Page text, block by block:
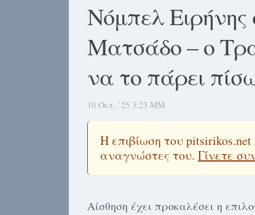
Νόμπελ
Ματσάδο – ο
να το πάρει
10 Οκτ, ’25 3:23 ΜΜ
Η επιβίωση του
αναγνώστες του. Γίνετε
Αίσθηση έχει προκαλέσει η